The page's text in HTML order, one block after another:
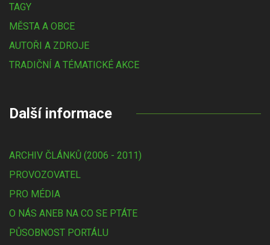
TAGY
MĚSTA A OBCE
AUTOŘI A ZDROJE
TRADIČNÍ A TÉMATICKÉ AKCE
Další informace
ARCHIV ČLÁNKŮ (2006 - 2011)
PROVOZOVATEL
PRO MÉDIA
O NÁS ANEB NA CO SE PTÁTE
PŮSOBNOST PORTÁLU